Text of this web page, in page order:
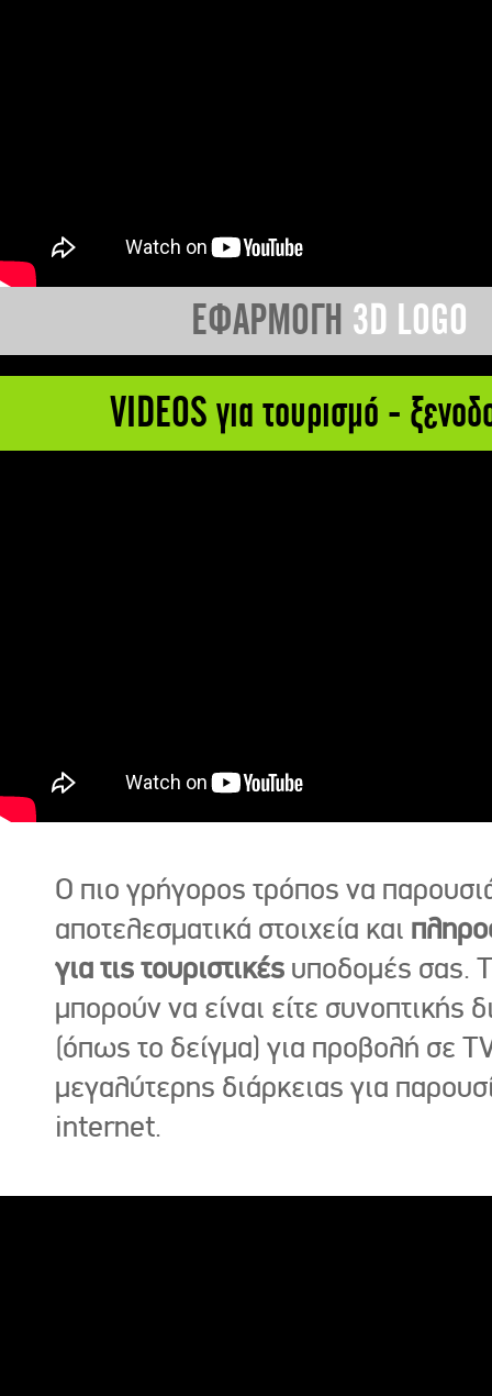
ΕΦΑΡΜΟΓΗ 3D LOGO
VIDEOS για τουρισμό -
Ο πιο γρήγορος τρόπος να
αποτελεσματικά στοιχεία και
για τις τουριστικές υποδομές σας.
μπορούν να είναι είτε συνοπτικής
(όπως το δείγμα) για προβολή σε
μεγαλύτερης διάρκειας για
internet.